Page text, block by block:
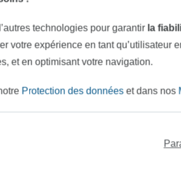
technologies pour garantir la
votre expérience en tant qu’utilisateur
et en optimisant votre navigation.
Protection des donnéeset dans nos